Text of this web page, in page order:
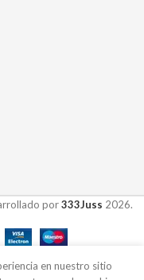
por333Juss 2026.
en nuestro sitio